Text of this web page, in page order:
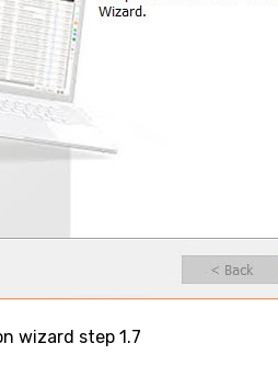
wizard step 1.7